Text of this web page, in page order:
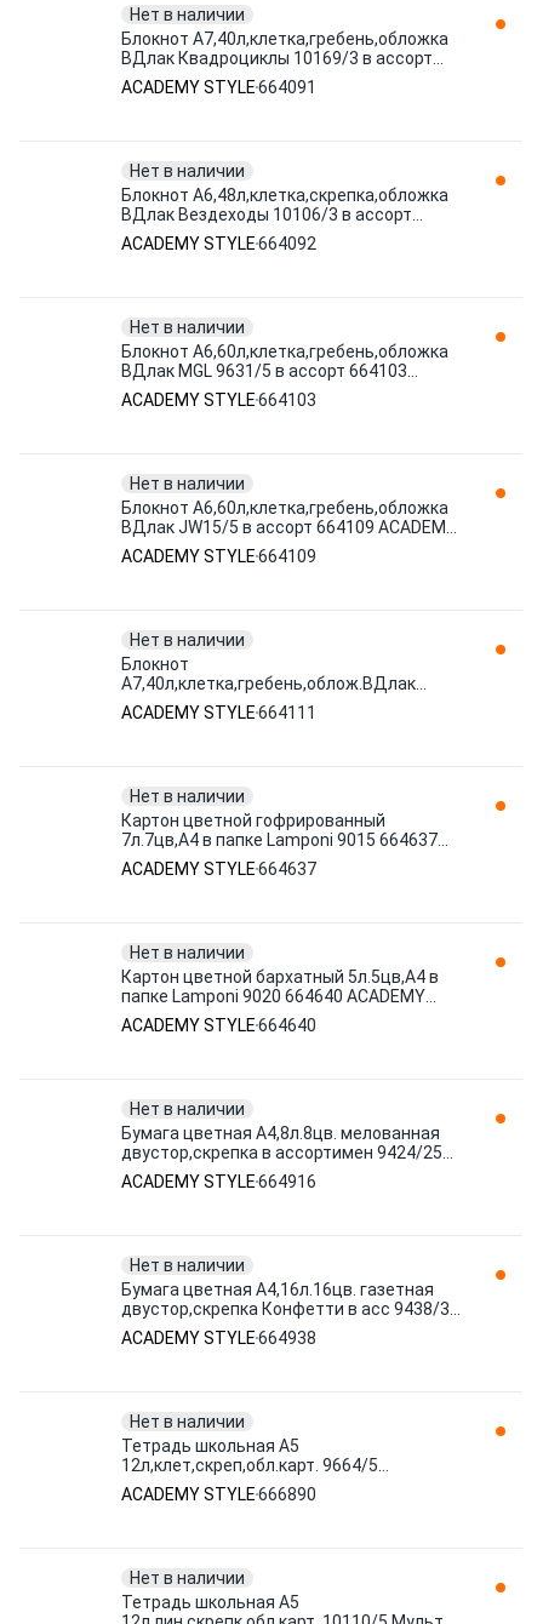
Нет в наличии
Блокнот А7,40л,клетка,гребень,обложка
ВДлак Квадроциклы 10169/3 в ассорт
664091 ACADEMY STYLE
ACADEMY STYLE664091
Нет в наличии
Блокнот А6,48л,клетка,скрепка,обложка
ВДлак Вездеходы 10106/3 в ассорт
664092 ACADEMY STYLE
ACADEMY STYLE664092
Нет в наличии
Блокнот А6,60л,клетка,гребень,обложка
ВДлак MGL 9631/5 в ассорт 664103
ACADEMY STYLE
ACADEMY STYLE664103
Нет в наличии
Блокнот А6,60л,клетка,гребень,обложка
ВДлак JW15/5 в ассорт 664109 ACADEMY
STYLE
ACADEMY STYLE664109
Нет в наличии
Блокнот
А7,40л,клетка,гребень,облож.ВДлак
Животные в коронах 9637/3 в ассор
664111 ACADEMY STYLE
ACADEMY STYLE664111
Нет в наличии
Картон цветной гофрированный
7л.7цв,А4 в папке Lamponi 9015 664637
ACADEMY STYLE
ACADEMY STYLE664637
Нет в наличии
Картон цветной бархатный 5л.5цв,А4 в
папке Lamponi 9020 664640 ACADEMY
STYLE
ACADEMY STYLE664640
Нет в наличии
Бумага цветная А4,8л.8цв. мелованная
двустор,скрепка в ассортимен 9424/25
664916 ACADEMY STYLE
ACADEMY STYLE664916
Нет в наличии
Бумага цветная А4,16л.16цв. газетная
двустор,скрепка Конфетти в асс 9438/37
664938 ACADEMY STYLE
ACADEMY STYLE664938
Нет в наличии
Тетрадь школьная А5
12л,клет,скреп,обл.карт. 9664/5
Потягушки (зверята) асс 666890
ACADEMY STYLE
ACADEMY STYLE666890
Нет в наличии
Тетрадь школьная А5